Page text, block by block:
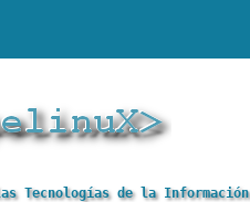
Tecnologías de la Información